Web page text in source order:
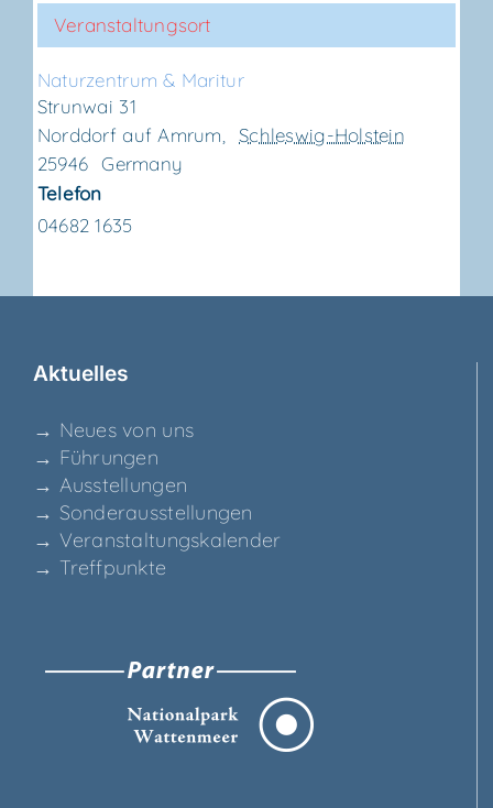
Veranstaltungsort
Natur­zen­trum & Maritur
Strunwai 31
Norddorf auf Amrum
Schleswig-Holstein
25946 Germany
Telefon
04682 1635
Aktu­el­les
→ Neu­es von uns
→ Füh­run­gen
→ Aus­stel­lun­gen
→ Son­der­aus­stel­lun­gen
→ Ver­an­stal­tungs­ka­len­der
→ Treff­punk­te